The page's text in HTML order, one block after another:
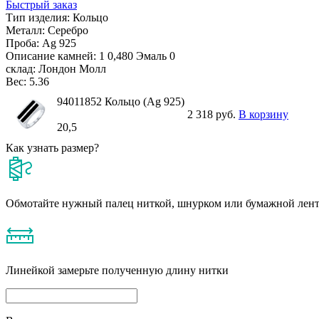
Быстрый заказ
Тип изделия: Кольцо
Металл: Серебро
Проба: Ag 925
Описание камней: 1 0,480 Эмаль 0
склад: Лондон Молл
Вес: 5.36
94011852 Кольцо (Ag 925)
2 318 руб. В корзину
20,5
Как узнать размер?
Обмотайте нужный палец ниткой, шнурком или бумажной
Линейкой замерьте полученную длину нитки